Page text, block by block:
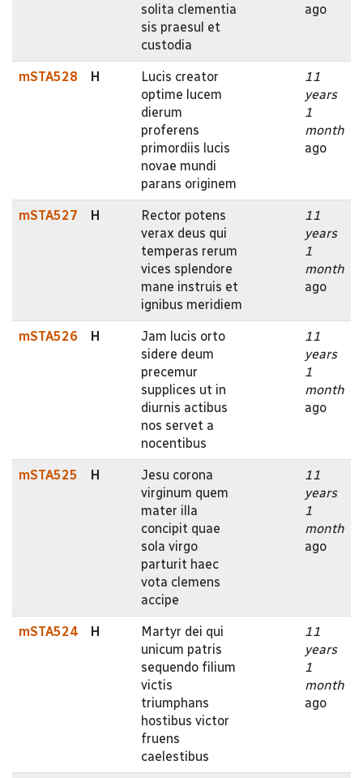
solita clementia
sis praesul et
custodia
ago
mSTA528 H
Lucis creator
optime lucem
dierum
proferens
primordiis lucis
novae mundi
parans originem
11
years
1
month
ago
mSTA527 H
Rector potens
verax deus qui
temperas rerum
vices splendore
mane instruis et
ignibus meridiem
11
years
1
month
ago
mSTA526 H
Jam lucis orto
sidere deum
precemur
supplices ut in
diurnis actibus
nos servet a
nocentibus
11
years
1
month
ago
mSTA525 H
Jesu corona
virginum quem
mater illa
concipit quae
sola virgo
parturit haec
vota clemens
accipe
11
years
1
month
ago
mSTA524 H
Martyr dei qui
unicum patris
sequendo filium
victis
triumphans
hostibus victor
fruens
caelestibus
11
years
1
month
ago